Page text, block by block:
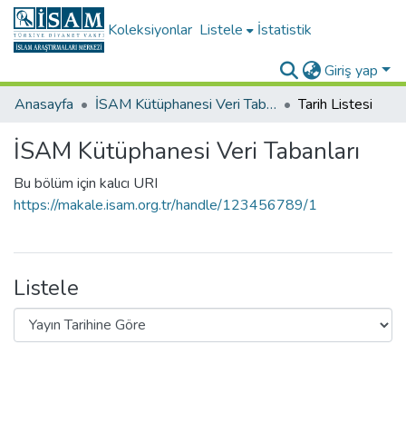
Koleksiyonlar Listele İstatistik
Giriş yap
Anasayfa
İSAM Kütüphanesi Veri Tabanları Tarih Listesi
İSAM Kütüphanesi Veri Tabanları
Bu bölüm için kalıcı URI
https://makale.isam.org.tr/handle/123456789/1
Listele